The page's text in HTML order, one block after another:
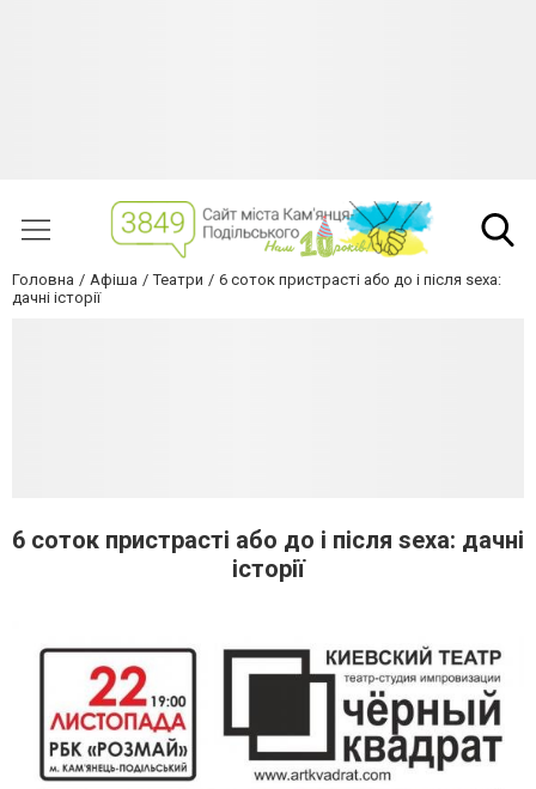
Головна Афіша Театри
6 соток пристрасті або до і після sexa:
дачні історії
6 соток пристрасті або до і після sexa: дачні
історії